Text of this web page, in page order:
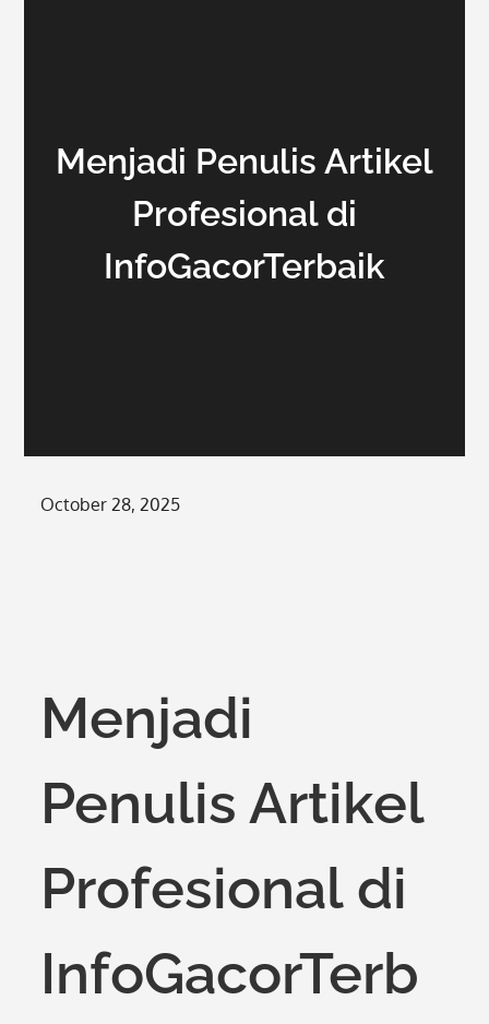
Menjadi Penulis Artikel
Profesional di
InfoGacorTerbaik
Posted
October 28, 2025
Menjadi
Penulis Artikel
Profesional di
InfoGacorTerb